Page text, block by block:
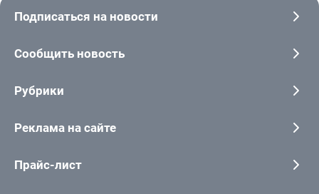
Подписаться на новости
Сообщить новость
Рубрики
Реклама на сайте
Прайс-лист